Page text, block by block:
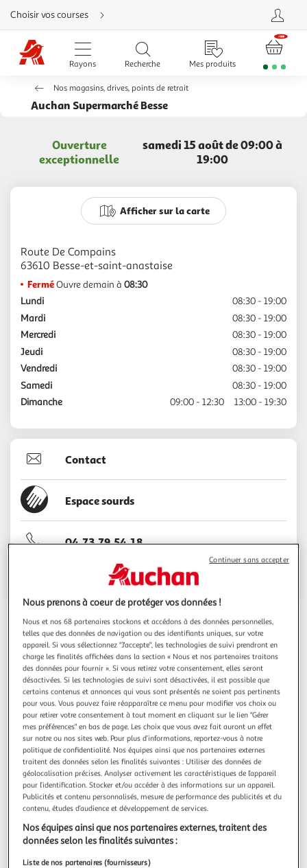
Aller
directement
au
contenu
Aller
directement
recherche
Aller
directement
directement
d'aide
Choisir vos courses
Rayons Recherche Mes produits
Nos magasins, drives, points de retrait
Auchan Supermarché Besse
Ouverture
exceptionnelle
samedi 15 août de 09:00 à
19:00
Afficher sur la carte
Route De Compains
FerméOuvre demain à 08:30
Lundi
08:30 - 19:00
Mardi
08:30 - 19:00
Mercredi
08:30 - 19:00
Jeudi
08:30 - 19:00
Vendredi
08:30 - 19:00
Samedi
08:30 - 19:00
Dimanche
09:00 - 12:30 13:00 - 19:30
Contact
Espace sourds
04.73.79.54.18
Voir l'itinéraire
Quels services trouver dans mon Auchan
Supermarché Besse ?
Retrait Marchandises
Station Essence
Billetterie
Nous prenons à coeur de protéger vos données !
Nous et nos 68 partenaires stockons et accédons à des données personnelles,
telles que des données de navigation ou des identifiants uniques, sur votre
appareil. Si vous sélectionnez "J'accepte", les technologies de suivi prendront en
charge les finalités affichées dans la section « Nous et nos partenaires traitons
des données pour fournir ». Si vous retirez votre consentement, elles seront
désactivées. Si les technologies de suivi sont désactivées, il est possible que
certains contenus et annonces qui vous sont présentés ne soient pas pertinents
pour vous. Vous pouvez faire réapparaître ce menu pour modifier vos choix ou
pour retirer votre consentement à tout moment en cliquant sur le lien "Gérer
mes préférences" en bas de page. Les choix que vous avez fait auront un effet
sur notre ou nos sites web. Pour plus d’informations, reportez-vous à notre
politique de confidentialité. Nos équipes ainsi que nos partenaires externes
traitent des données selon les finalités suivantes : Utiliser des données de
géolocalisation précises. Analyser activement les caractéristiques de l’appareil
pour l’identification. Stocker et/ou accéder à des informations sur un appareil.
Publicités et contenu personnalisés, mesure de performance des publicités et du
contenu, études d’audience et développement de services.
Nos équipes ainsi que nos partenaires externes, traitent des
données selon les finalités suivantes :
Liste de nos partenaires (fournisseurs)
Continuer sans accepter